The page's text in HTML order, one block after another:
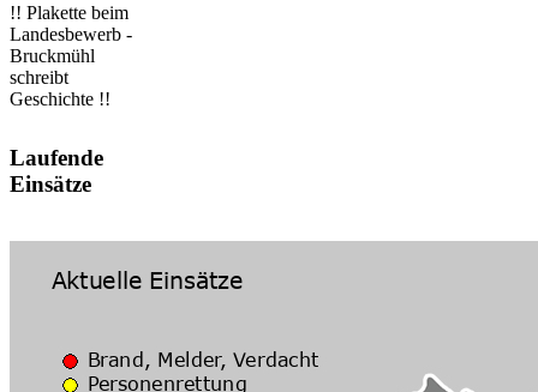
!! Plakette beim
Landesbewerb -
Bruckmühl
schreibt
Geschichte !!
Laufende
Einsätze